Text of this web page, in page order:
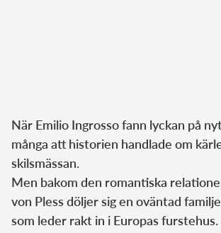
Monacos furstehus
När Emilio Ingrosso fann lyckan på
många att historien handlade om
skilsmässan.
Men bakom den romantiska
von Pless döljer sig en oväntad
som leder rakt in i Europas furstehus.